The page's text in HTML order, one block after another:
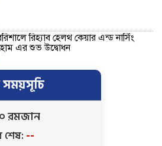
রিহ্যাব হেলথ কেয়ার এন্ড নার্সিং
এর শুভ উদ্বোধন
জমির দ্বন্দ্বে হামলা-মামলার
লিপ্ত ভাতিজার বিরুদ্ধে চাচার সংবাদ
শেষ: --